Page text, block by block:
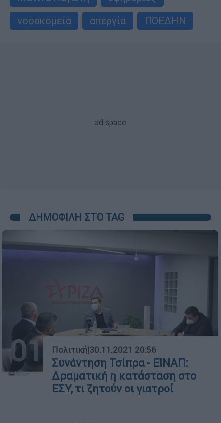
νοσοκομεία
απεργία ΠΟΕΔΗΝ
ΔΗΜΟΦΙΛΗ ΣΤΟ TAG
01 Πολιτική|30.11.2021 20:56
Συνάντηση Τσίπρα - ΕΙΝΑΠ:
Δραματική η κατάσταση στο
ΕΣΥ, τι ζητούν οι γιατροί